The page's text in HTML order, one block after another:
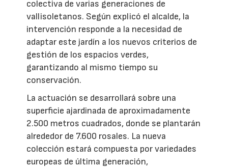
colectiva de varias generaciones de
vallisoletanos. Según explicó el alcalde, la
intervención responde a la necesidad de
adaptar este jardín a los nuevos criterios de
gestión de los espacios verdes,
garantizando al mismo tiempo su
conservación.
La actuación se desarrollará sobre una
superficie ajardinada de aproximadamente
2.500 metros cuadrados, donde se plantarán
alrededor de 7.600 rosales. La nueva
colección estará compuesta por variedades
europeas de última generación,